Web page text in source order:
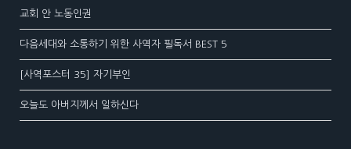
교회 안 노동인권
다음세대와 소통하기 위한 사역자 필독서 BEST 5
[사역포스터 35] 자기부인
오늘도 아버지께서 일하신다